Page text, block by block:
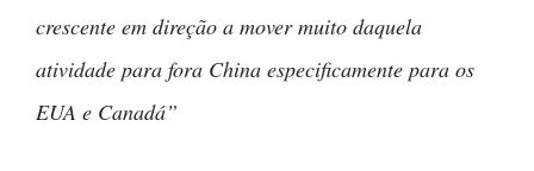
crescente em direção a mover muito daquela
atividade para fora China especificamente para os
EUA e Canadá”